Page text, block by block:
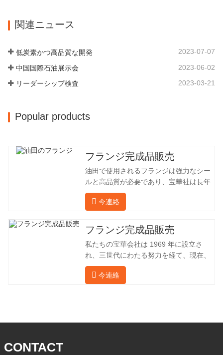
ーは、同じ業界で 15…
50,000平方メートル、建物周囲の面積は
25,000平方メートルです。従業員数は
260 名、エンジニアリング技術者は 46
関連ニュース
低炭素かつ高品質な開発 2023-07-07
中国国際石油展示会 2023-06-02
リーダーシップ検査 2023-03-21
Popular products
フランジ完成品販売
油田で使用されるフランジは強力なシー
ルと高品質が必要であり、宝華社は長年
油田でフランジを加工し、間接的に外国
（ドイツ、ロシア）に輸出してきまし
社は海外の顧客と直接輸出入し、第三者
手数料を回避して、強力な製品品質と低
価格を確保したいと考えています。以下
の表はこの製品の情報です。以下に当社
の簡単な紹介をさせていただきます。 材
今連絡
フランジ完成品販売
私たちの宝華会社は 1969 年に設立さ
れ、三世代にわたる努力を経て、現在、
敷地面積は 50,000 平方メートル、建築
面積は 25,000 平方メートルです。従業
電、石油機械部品、建設機械、鉱業、冶
今連絡
CONTACT